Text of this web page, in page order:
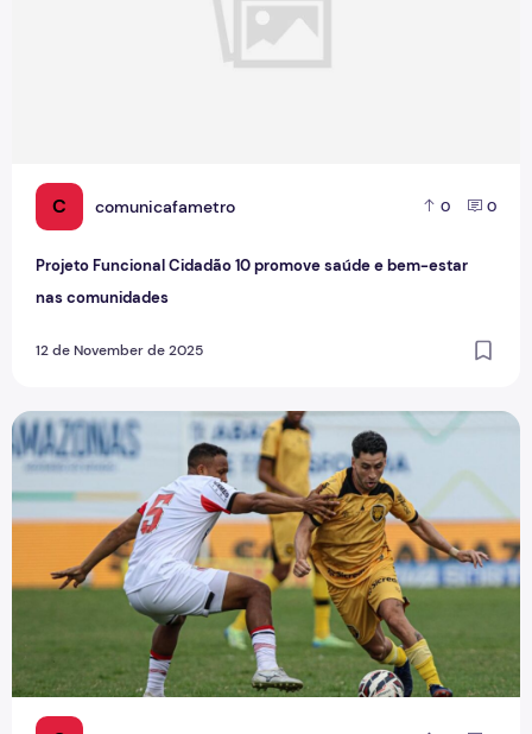
C comunicafametro 0 0
Projeto Funcional Cidadão 10 promove saúde e bem-estar
nas comunidades
12 de November de 2025
Onça Pintada agoniza no fim de temporada